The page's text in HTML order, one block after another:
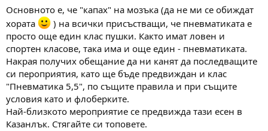
Основното е, че "капах" на мозъка (да не ми се обиждат
хората
) на всички присъстващи, че пневматиката е
просто още един клас пушки. Както имат ловен и
спортен класове, така има и още един - пневматиката.
Накрая получих обещание да ни канят да последващите
си пероприятия, като ще бъде предвиждан и клас
"Пневматика 5,5", по същите правила и при същите
условия като и флоберките.
Най-близкото мероприятие се предвижда тази есен в
Казанлък. Стягайте си топовете.